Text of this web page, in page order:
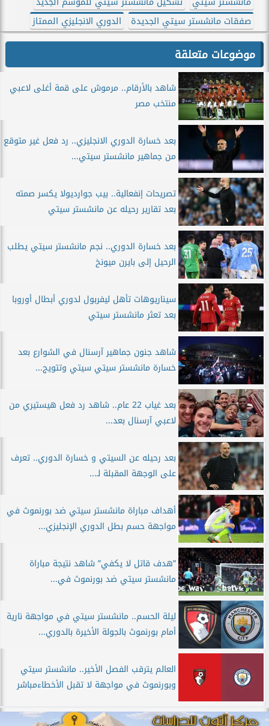
صفقات مانشستر سيتي الجديدة
الدوري الانجليزي الممتاز
موضوعات متعلقة
شاهد بالأرقام.. مرموش على قمة أغلى لاعبي
منتخب مصر
بعد خسارة الدوري الانجليزي.. رد فعل غير متوقع
من جماهير مانشستر سيتي...
تصريحات إنفعالية.. بيب جوارديولا يكسر صمته
بعد تقارير رحيله عن مانشستر سيتي
بعد خسارة الدوري.. نجم مانشستر سيتي يطلب
الرحيل إلى بايرن ميونخ
سيناريوهات تأهل ليفربول لدوري أبطال أوروبا
بعد تعثر مانشستر سيتي
شاهد جنون جماهير آرسنال في الشوارع بعد
خسارة مانشستر سيتي سيتي وتتويج...
بعد غياب 22 عام.. شاهد رد فعل هيستيري من
لاعبي آرسنال بعد...
بعد رحيله عن السيتي و خسارة الدوري.. تعرف
على الوجهة المقبلة لـ...
أهداف مباراة مانشستر سيتي ضد بورنموث في
مواجهة حسم بطل الدوري الإنجليزي...
”هدف قاتل لا يكفي” شاهد نتيجة مباراة
مانشستر سيتي ضد بورنموث في...
ليلة الحسم.. مانشستر سيتي في مواجهة نارية
أمام بورنموث بالجولة الأخيرة بالدوري...
العالم يترقب الفصل الأخير.. مانشستر سيتي
وبورنموث في مواجهة لا تقبل الأخطاءمباشر